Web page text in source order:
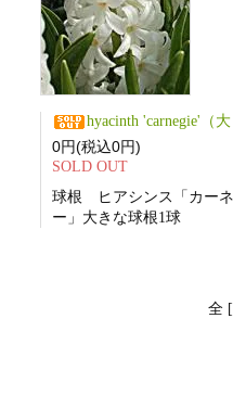
hyacinth 'carnegie'（大きいサイズ 1
0円(税込0円)
SOLD OUT
球根 ヒアシンス「カー
ー」大きな球根1球
全